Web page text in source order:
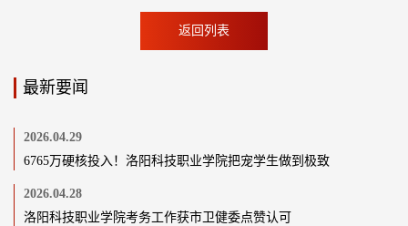
返回列表
最新要闻
2026.04.29
6765万硬核投入！洛阳科技职业学院把宠学生做到极致
2026.04.28
洛阳科技职业学院考务工作获市卫健委点赞认可